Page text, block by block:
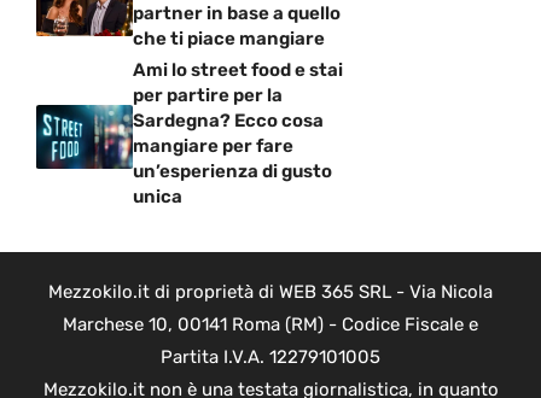
partner in base a quello
che ti piace mangiare
Ami lo street food e stai
per partire per la
Sardegna? Ecco cosa
mangiare per fare
un’esperienza di gusto
unica
Mezzokilo.it di proprietà di WEB 365 SRL - Via Nicola
Marchese 10, 00141 Roma (RM) - Codice Fiscale e
Partita I.V.A. 12279101005
Mezzokilo.it non è una testata giornalistica, in quanto